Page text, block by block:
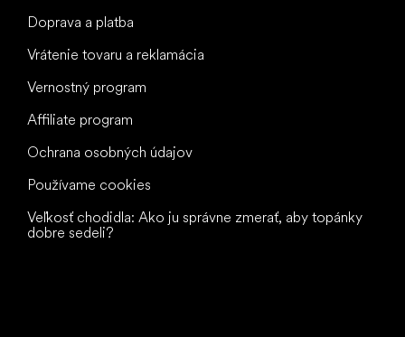
Doprava a platba
Vrátenie tovaru a reklamácia
Vernostný program
Affiliate program
Ochrana osobných údajov
Používame cookies
Veľkosť chodidla: Ako ju správne zmerať, aby topánky
dobre sedeli?